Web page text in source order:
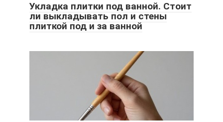
Укладка плитки под ванной. Стоит
ли выкладывать пол и стены
плиткой под и за ванной